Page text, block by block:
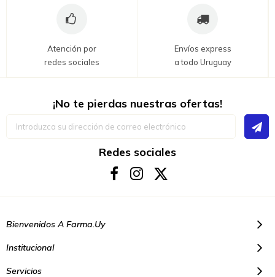
Atención por
redes sociales
Envíos express
a todo Uruguay
¡No te pierdas nuestras ofertas!
Redes sociales
Bienvenidos A Farma.uy
Institucional
Servicios